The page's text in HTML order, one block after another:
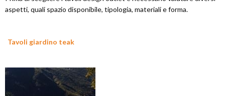
aspetti, quali spazio disponibile, tipologia, materiali e forma.
Tavoli giardino teak